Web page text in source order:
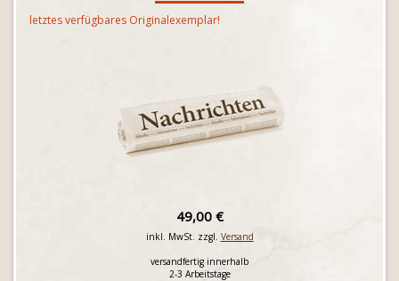
letztes verfügbares Originalexemplar!
49,00 €
inkl. MwSt. zzgl. Versand
versandfertig innerhalb
2-3 Arbeitstage